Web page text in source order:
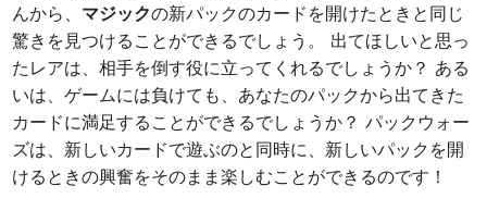
んから、 マジックの新パックのカードを開けたときと同じ
驚きを見つけることができるでしょう。 出てほしいと思っ
たレアは、相手を倒す役に立ってくれるでしょうか？ ある
いは、ゲームには負けても、あなたのパックから出てきた
カードに満足することができるでしょうか？ パックウォー
ズは、新しいカードで遊ぶのと同時に、新しいパックを開
けるときの興奮をそのまま楽しむことができるのです！